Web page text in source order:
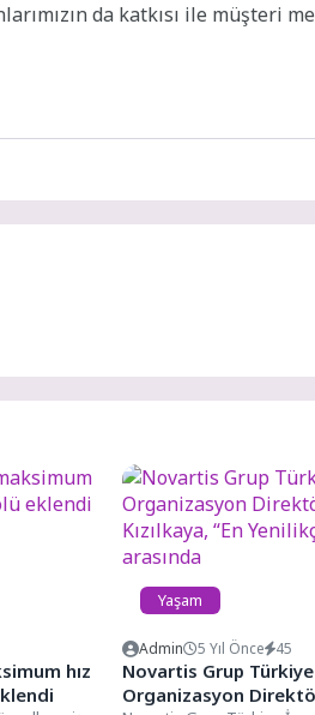
da katkısı ile müşteri
hız
Yaşam
Admin 5 Yıl Önce 45
Novartis Grup
Organizasyon